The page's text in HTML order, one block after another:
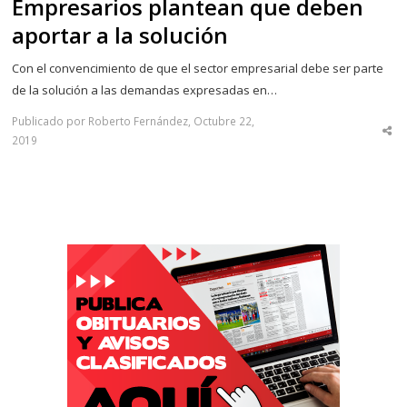
Empresarios plantean que deben
aportar a la solución
Con el convencimiento de que el sector empresarial debe ser parte
de la solución a las demandas expresadas en…
Publicado por Roberto Fernández, Octubre 22,
2019